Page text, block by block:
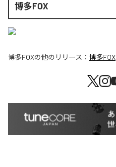
博多FOX
博多FOXの他のリリース： 博多FOX